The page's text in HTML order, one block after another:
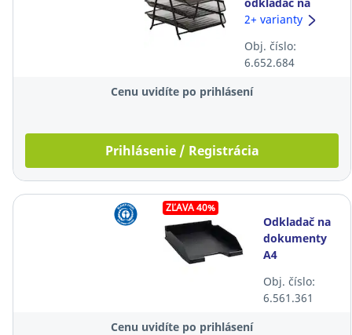
dokumenty
zásuvkový,
čierny
2+ varianty
Obj. číslo:
6.652.684
Cenu uvidíte po prihlásení
Prihlásenie / Registrácia
ZĽAVA 40%
Odkladač na
dokumenty
A4
ECOBlack
čierny
Obj. číslo:
6.561.361
Cenu uvidíte po prihlásení